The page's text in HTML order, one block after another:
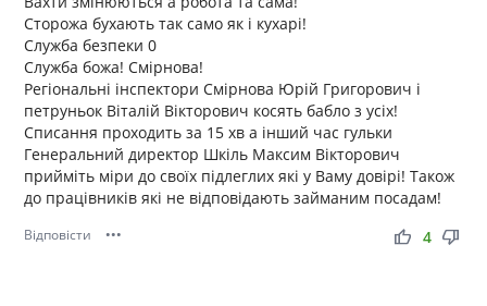
Сторожа бухають так само як і кухарі!
Служба безпеки 0
Служба божа! Смірнова!
Регіональні інспектори Смірнова Юрій Григорович і
петруньок Віталій Вікторович косять бабло з усіх!
Списання проходить за 15 хв а інший час гульки
Генеральний директор Шкіль Максим Вікторович
прийміть міри до своїх підлеглих які у Ваму довірі! Також
до працівників які не відповідають займаним посадам!
Відповісти ••• thumb_up thumb_down
4